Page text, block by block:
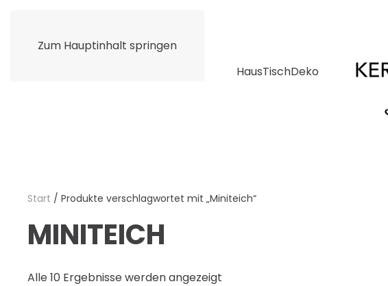
Zum Hauptinhalt springen
HausTischDeko
Start / Produkte verschlagwortet mit „Miniteich“
MINITEICH
Alle 10 Ergebnisse werden angezeigt